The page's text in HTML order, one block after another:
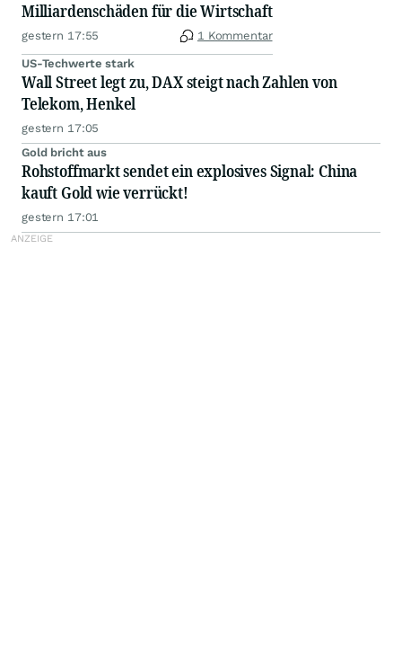
Milliardenschäden für die Wirtschaft
gestern 17:55 1 Kommentar
US-Techwerte stark
Wall Street legt zu, DAX steigt nach Zahlen von
Telekom, Henkel
gestern 17:05
Gold bricht aus
Rohstoffmarkt sendet ein explosives Signal: China
kauft Gold wie verrückt!
gestern 17:01